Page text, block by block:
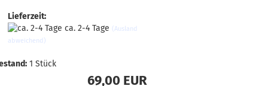
Lieferzeit:
ca. 2-4 Tage (Ausland
abweichend)
1 Stück
69,00 EUR